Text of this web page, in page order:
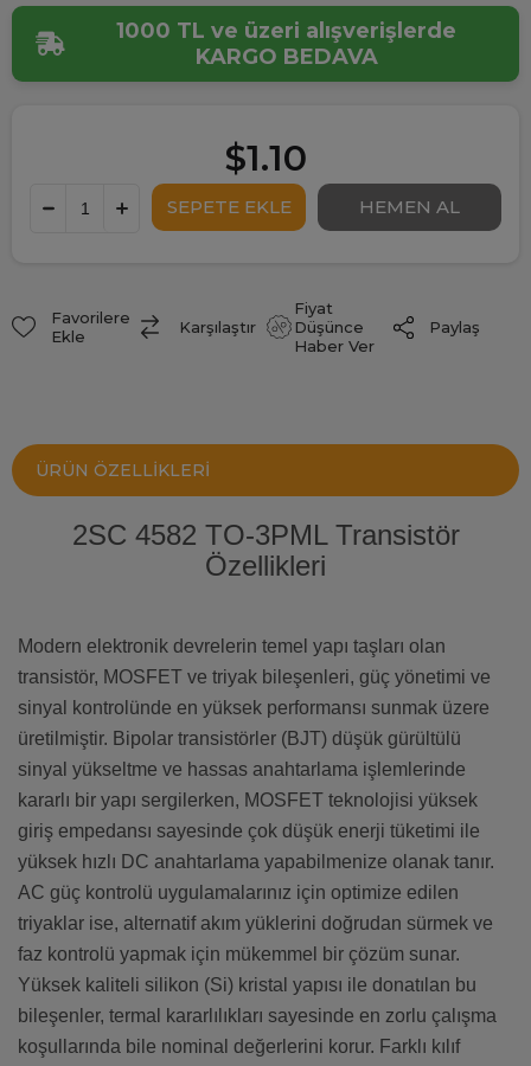
1000 TL ve üzeri alışverişlerde
KARGO BEDAVA
$1.10
Favorilere
Ekle
Karşılaştır
Fiyat
Düşünce
Haber Ver
Paylaş
ÜRÜN ÖZELLIKLERI
2SC 4582 TO-3PML Transistör
Özellikleri
Modern elektronik devrelerin temel yapı taşları olan
transistör, MOSFET ve triyak bileşenleri, güç yönetimi ve
sinyal kontrolünde en yüksek performansı sunmak üzere
üretilmiştir. Bipolar transistörler (BJT) düşük gürültülü
sinyal yükseltme ve hassas anahtarlama işlemlerinde
kararlı bir yapı sergilerken, MOSFET teknolojisi yüksek
giriş empedansı sayesinde çok düşük enerji tüketimi ile
yüksek hızlı DC anahtarlama yapabilmenize olanak tanır.
AC güç kontrolü uygulamalarınız için optimize edilen
triyaklar ise, alternatif akım yüklerini doğrudan sürmek ve
faz kontrolü yapmak için mükemmel bir çözüm sunar.
Yüksek kaliteli silikon (Si) kristal yapısı ile donatılan bu
bileşenler, termal kararlılıkları sayesinde en zorlu çalışma
koşullarında bile nominal değerlerini korur. Farklı kılıf